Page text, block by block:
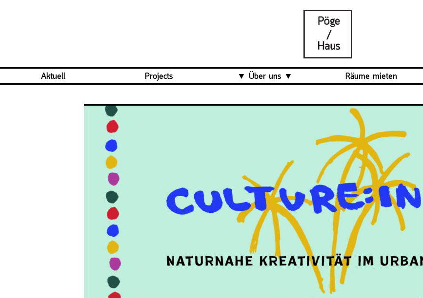
Aktuell Projects
Über uns
Veranstaltungsrückblick
Kontakt und Anfahrt
Datenschutz
Räume mieten